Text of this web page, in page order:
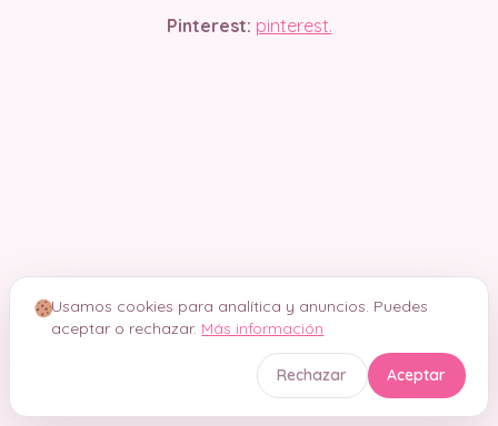
Pinterest: pinterest.
Usamos cookies para analítica y anuncios. Puedes
aceptar o rechazar. Más información
Rechazar Aceptar